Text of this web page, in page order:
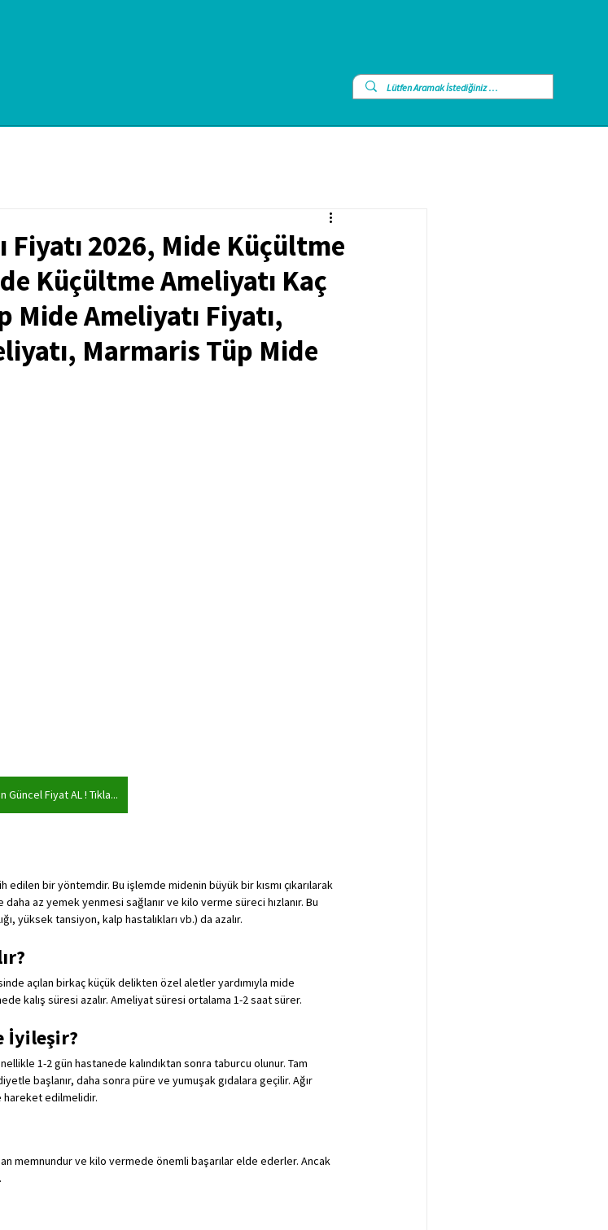
Fiyatı 2026, Mide Küçültme
Küçültme Ameliyatı Kaç
Mide Ameliyatı Fiyatı,
Marmaris Tüp Mide
Güncel Fiyat AL ! Tıkla...
bir yöntemdir. Bu işlemde midenin büyük bir kısmı çıkarılarak
az yemek yenmesi sağlanır ve kilo verme süreci hızlanır. Bu
yüksek tansiyon, kalp hastalıkları vb.) da azalır.
açılan birkaç küçük delikten özel aletler yardımıyla mide
kalış süresi azalır. Ameliyat süresi ortalama 1-2 saat sürer.
İyileşir?
1-2 gün hastanede kalındıktan sonra taburcu olunur. Tam
başlanır, daha sonra püre ve yumuşak gıdalara geçilir. Ağır
hareket edilmelidir.
memnundur ve kilo vermede önemli başarılar elde ederler. Ancak